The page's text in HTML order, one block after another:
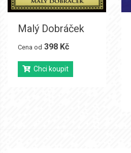
Malý Dobráček
Cena od 398 Kč
Chci koupit